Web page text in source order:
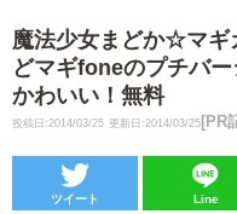
魔法少女まどか☆マギ
どマギfoneのプチバ
かわいい！無料
投稿日:2014/03/25 更新日:2014/03/25 [PR
ツイート Line